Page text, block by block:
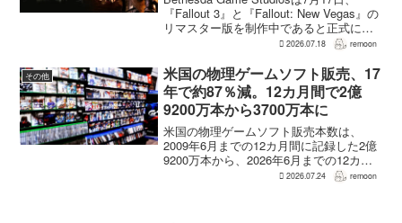
『Fallout 3』と『Fallout: New Vegas』の
リマスター版を制作中であると正式に発
表した。同社は今後のプロジェクトを紹
が過去の『...
2026.07.18 remoon
その他
米国の物理ゲームソフト販売、17
年で約87％減。12カ月間で2億
9200万本から3700万本に
米国の物理ゲームソフト販売本数は、
2009年6月までの12カ月間に記録した2億
9200万本から、2026年6月までの12カ月
間には3700万本まで減少した。市場調査
2026.07.24 remoon